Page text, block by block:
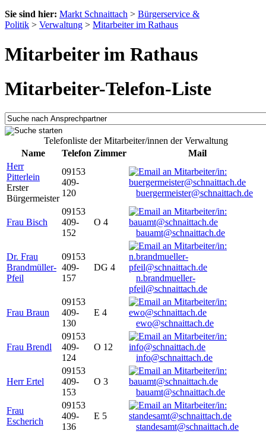
Sie sind hier: Markt Schnaittach > Bürgerservice &
Politik > Verwaltung > Mitarbeiter im Rathaus
Mitarbeiter im Rathaus
Mitarbeiter-Telefon-Liste
Telefonliste der Mitarbeiter/innen der Verwaltung
Name
Telefon Zimmer
Mail
Herr
Pitterlein
Erster
Bürgermeister
09153
409-
120
buergermeister@schnaittach.de
Frau Bisch
09153
409-
152
O 4
bauamt@schnaittach.de
Dr. Frau
Brandmüller-
Pfeil
09153
409-
157
DG 4
n.brandmueller-
pfeil@schnaittach.de
Frau Braun
09153
409-
130
E 4
ewo@schnaittach.de
Frau Brendl
09153
409-
124
O 12
info@schnaittach.de
Herr Ertel
09153
409-
153
O 3
bauamt@schnaittach.de
Frau
Escherich
09153
409-
136
E 5
standesamt@schnaittach.de